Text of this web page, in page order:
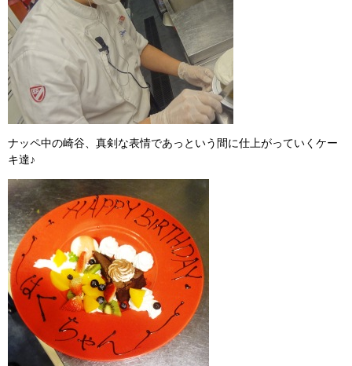
ナッペ中の崎谷、真剣な表情であっという間に仕上がっていくケー
キ達♪